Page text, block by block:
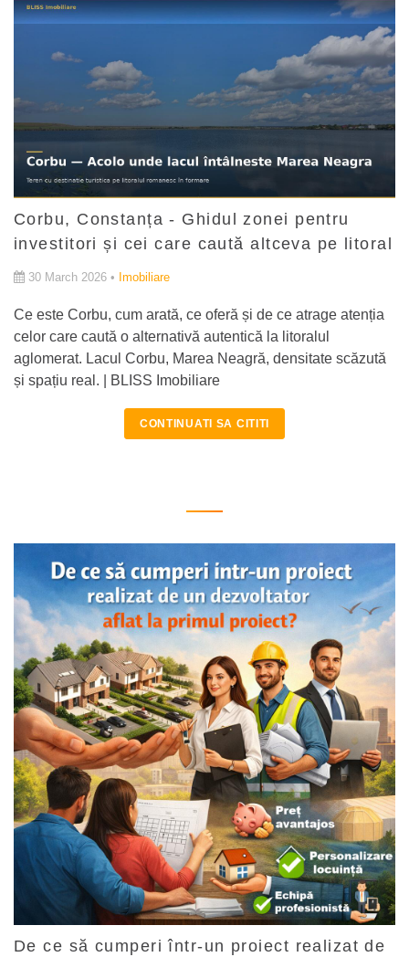
Corbu, Constanța - Ghidul zonei pentru
investitori și cei care caută altceva pe litoral
30 March 2026 • Imobiliare
Ce este Corbu, cum arată, ce oferă și de ce atrage atenția
celor care caută o alternativă autentică la litoralul
aglomerat. Lacul Corbu, Marea Neagră, densitate scăzută
și spațiu real. | BLISS Imobiliare
CONTINUATI SA CITITI
De ce să cumperi într-un proiect realizat de